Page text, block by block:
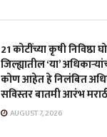
21 कोटींच्या कृषी निविष्ठा
जिल्ह्यातील ‘या’
कोण आहेत हे निलंबित
सविस्तर बातमी आरंभ
AUGUST 7, 2026